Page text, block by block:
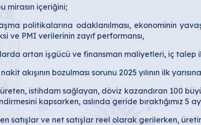
mirasın içeriğini;
politikalarına odaklanılması, ekonominin
ve PMI verilerinin zayıf performansı,
artan işgücü ve finansman maliyetleri, iç talep
akışının bozulması sorunu 2025 yılının ilk
üreten, istihdam sağlayan, döviz kazandıran 100
kapsarken, aslında geride bıraktığımız 5
ve net satışlar reel olarak gerilerken,